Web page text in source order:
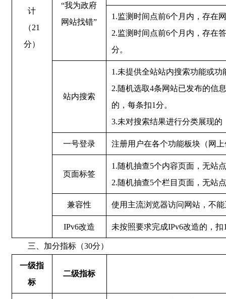
计
（21
分）
“我为政府
网站找错”
1.监测时间点前6个月内，存在
2.监测时间点前6个月内，存在
分。
站内搜索
1.未提供全站站内搜索功能或功
2.随机选取4条网站已发布的信
的，每条扣1分。
3.未对搜索结果进行分类展现
一号登录 注册用户在各个功能板块（网
页面标签
1.随机抽查5个内容页面，无站
2.随机抽查5个栏目页面，无站
兼容性 使用主流浏览器访问网站，不
IPv6改造 未按照要求完成IPv6改造的，扣
三、加分指标（30分）
一级指
标
二级指标